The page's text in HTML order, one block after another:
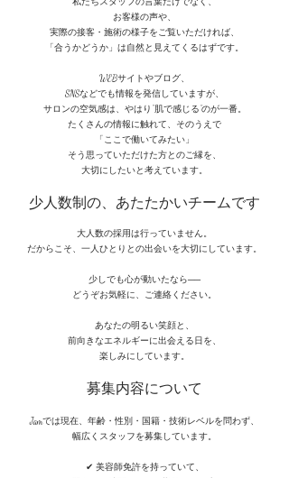
お客様の声や、
実際の接客・施術の様子をご覧いただければ、
「合うかどうか」は自然と見えてくるはずです。
WEBサイトやブログ、
SNSなどでも情報を発信していますが、
サロンの空気感は、やはり“肌で感じる”のが一番。
たくさんの情報に触れて、そのうえで
「ここで働いてみたい」
そう思っていただけた方とのご縁を、
大切にしたいと考えています。
少人数制の、あたたかいチームです
大人数の採用は行っていません。
だからこそ、一人ひとりとの出会いを大切にしています。
少しでも心が動いたなら──
どうぞお気軽に、ご連絡ください。
あなたの明るい笑顔と、
前向きなエネルギーに出会える日を、
楽しみにしています。
募集内容について
Jamでは現在、年齢・性別・国籍・技術レベルを問わず、
幅広くスタッフを募集しています。
✔ 美容師免許を持っていて、